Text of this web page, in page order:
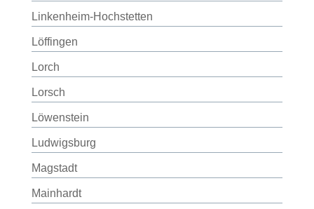
Linkenheim-Hochstetten
Löffingen
Lorch
Lorsch
Löwenstein
Ludwigsburg
Magstadt
Mainhardt